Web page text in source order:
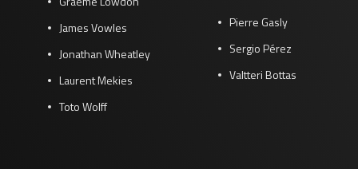
James Vowles
Jonathan Wheatley
Laurent Mekies
Toto Wolff
Pierre Gasly
Sergio Pérez
Valtteri Bottas